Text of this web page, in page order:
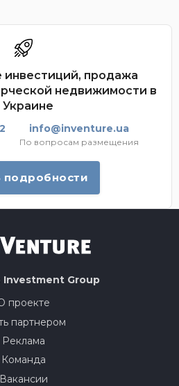
инвестиций, продажа
недвижимости в
Украине
info@inventure.ua
По вопросам размещения
подробности
Investment Group
проекте
партнером
Реклама
Команда
Вакансии